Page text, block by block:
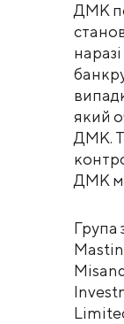
ДМК
який
ДМК.
ДМК
Група